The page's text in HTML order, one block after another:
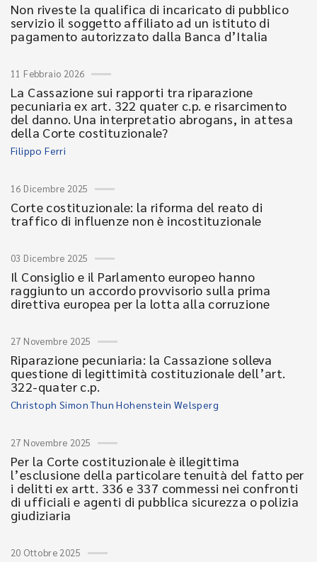
Non riveste la qualifica di incaricato di pubblico
servizio il soggetto affiliato ad un istituto di
pagamento autorizzato dalla Banca d’Italia
11 Febbraio 2026
La Cassazione sui rapporti tra riparazione
pecuniaria ex art. 322 quater c.p. e risarcimento
del danno. Una interpretatio abrogans, in attesa
della Corte costituzionale?
Filippo Ferri
16 Dicembre 2025
Corte costituzionale: la riforma del reato di
traffico di influenze non è incostituzionale
03 Dicembre 2025
Il Consiglio e il Parlamento europeo hanno
raggiunto un accordo provvisorio sulla prima
direttiva europea per la lotta alla corruzione
27 Novembre 2025
Riparazione pecuniaria: la Cassazione solleva
questione di legittimità costituzionale dell’art.
322-quater c.p.
Christoph Simon Thun Hohenstein Welsperg
27 Novembre 2025
Per la Corte costituzionale è illegittima
l’esclusione della particolare tenuità del fatto per
i delitti ex artt. 336 e 337 commessi nei confronti
di ufficiali e agenti di pubblica sicurezza o polizia
giudiziaria
20 Ottobre 2025